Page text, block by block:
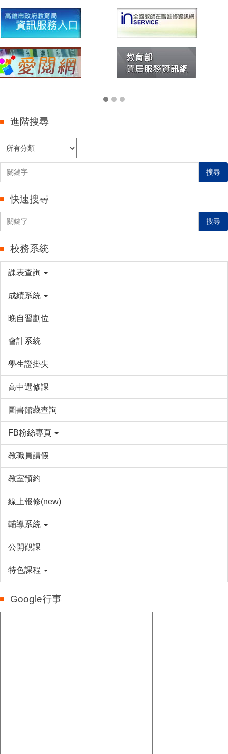
進階搜尋
搜尋
快速搜尋
搜尋
校務系統
課表查詢
成績系統
晚自習劃位
會計系統
學生證掛失
高中選修課
圖書館藏查詢
FB粉絲專頁
教職員請假
教室預約
線上報修(new)
輔導系統
公開觀課
特色課程
Google行事